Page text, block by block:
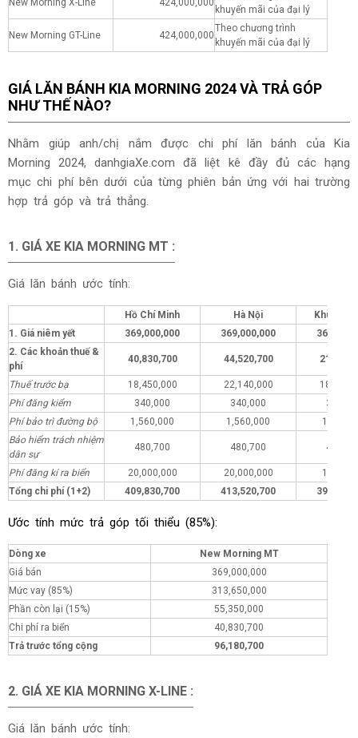
New Morning X-Line 424,000,000
khuyến mãi của đại lý
New Morning GT-Line 424,000,000
Theo chương trình
khuyến mãi của đại lý
GIÁ LĂN BÁNH KIA MORNING 2024 VÀ TRẢ GÓP
NHƯ THẾ NÀO?
Nhằm giúp anh/chị nắm được chi phí lăn bánh của Kia
Morning 2024, danhgiaXe.com đã liệt kê đầy đủ các hạng
mục chi phí bên dưới của từng phiên bản ứng với hai trường
hợp trả góp và trả thẳng.
1. GIÁ XE KIA MORNING MT :
Giá lăn bánh ước tính:
Hồ Chí Minh Hà Nội
Khu vực
1. Giá niêm yết
369,000,000 369,000,000
2. Các khoản thuế &
phí
40,830,700 44,520,700
Thuế trước bạ 18,450,000 22,140,000
Phí đăng kiểm
340,000 340,000
Phí bảo trì đường bộ
1,560,000 1,560,000
Bảo hiểm trách nhiệm
dân sự
480,700 480,700
Phí đăng kí ra biển 20,000,000 20,000,000
Tổng chi phí (1+2)
409,830,700 413,520,700
Ước tính mức trả góp tối thiểu (85%):
Dòng xe
New Morning MT
Giá bán
369,000,000
Mức vay (85%)
313,650,000
Phần còn lại (15%)
55,350,000
Chi phí ra biển
40,830,700
Trả trước tổng cộng
96,180,700
2. GIÁ XE KIA MORNING X-LINE :
Giá lăn bánh ước tính: